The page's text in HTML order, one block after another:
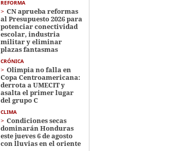
REFORMA
CN aprueba reformas
al Presupuesto 2026 para
potenciar conectividad
escolar, industria
militar y eliminar
plazas fantasmas
CRÓNICA
Olimpia no falla en
Copa Centroamericana:
derrota a UMECIT y
asalta el primer lugar
del grupo C
CLIMA
Condiciones secas
dominarán Honduras
este jueves 6 de agosto
con lluvias en el oriente